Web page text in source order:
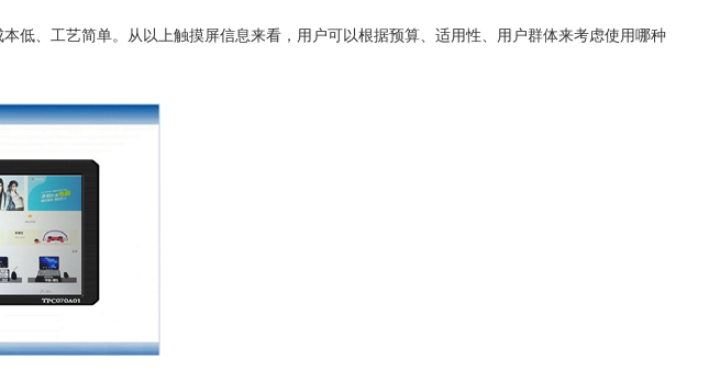
低、工艺简单。从以上触摸屏信息来看，用户可以根据预算、适用性、用户群体来考虑使用哪种